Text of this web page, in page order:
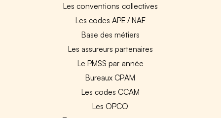
Les conventions collectives
Les codes APE / NAF
Base des métiers
Les assureurs partenaires
Le PMSS par année
Bureaux CPAM
Les codes CCAM
Les OPCO